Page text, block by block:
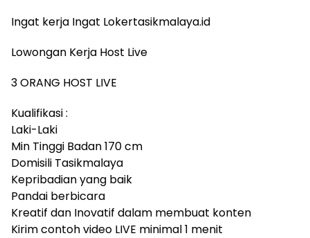
Ingat kerja Ingat Lokertasikmalaya.id
Lowongan Kerja Host Live
3 ORANG HOST LIVE
Kualifikasi :
Laki-Laki
Min Tinggi Badan 170 cm
Domisili Tasikmalaya
Kepribadian yang baik
Pandai berbicara
Kreatif dan Inovatif dalam membuat konten
Kirim contoh video LIVE minimal 1 menit